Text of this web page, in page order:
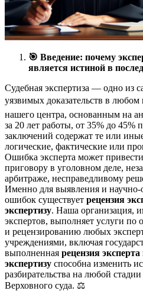
🎯 Введение: почему
является истиной в
Судебная экспертиза — одно из
уязвимых доказательств в
нашего центра, основанным на
за 20 лет работы, от 35% до 45%
заключений содержат те или
логические, фактические или
Ошибка эксперта может
приговору в уголовном деле,
арбитраже, несправедливому
Именно для выявления и
ошибок существует рецензия
экспертизу. Наша организация,
экспертов, выполняет услуги
и рецензированию любых
учреждениями, включая
выполненная рецензия
экспертизу способна изменить
разбирательства на любой
Верховного суда. ⚖️